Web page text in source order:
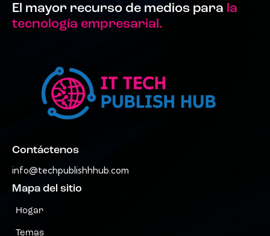
El mayor recurso de medios para la
tecnología empresarial.
Contáctenos
info@techpublishhhub.com
Mapa del sitio
Hogar
Temas